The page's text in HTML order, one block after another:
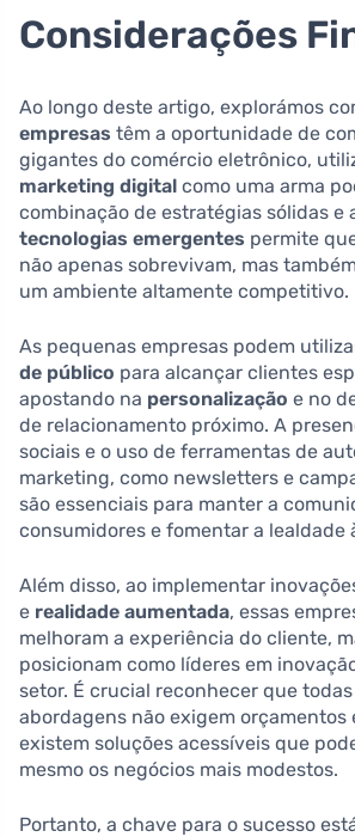
Considerações
Ao longo deste artigo, explorámos
empresas têm a oportunidade de
gigantes do comércio eletrônico,
marketing digital como uma arma
combinação de estratégias sólidas e
tecnologias emergentes permite
não apenas sobrevivam, mas
um ambiente altamente competitivo.
As pequenas empresas podem
de público para alcançar clientes
apostando na personalização e no
de relacionamento próximo. A
sociais e o uso de ferramentas de
marketing, como newsletters e
são essenciais para manter a
consumidores e fomentar a lealdade
Além disso, ao implementar
e realidade aumentada, essas
melhoram a experiência do cliente,
posicionam como líderes em
setor. É crucial reconhecer que todas
abordagens não exigem orçamentos
existem soluções acessíveis que
mesmo os negócios mais modestos.
Portanto, a chave para o sucesso